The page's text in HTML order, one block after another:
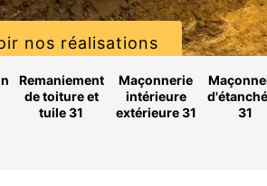
nos réalisations
Remaniement
de toiture et
tuile 31
Maçonnerie
intérieure
extérieure 31
31